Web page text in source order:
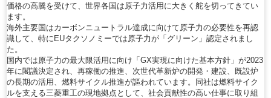
価格の高騰を受けて、世界各国は原子力活用に大きく舵を切ってきてい
ます。
海外主要国はカーボンニュートラル達成に向けて原子力の必要性を再認
識して、特にEUタクソノミーでは原子力が「グリーン」認定されまし
た。
国内では原子力の最大限活用に向け「GX実現に向けた基本方針」が2023
年に閣議決定され、再稼働の推進、次世代革新炉の開発・建設、既設炉
の長期の活用、燃料サイクル推進が謳われています。同社は燃料サイク
ルを支える三菱重工の現地拠点として、社会貢献性の高い仕事に取り組